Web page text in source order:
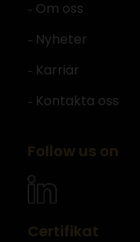
Om oss
Nyheter
Karriär
Kontakta oss
Follow us on
Certifikat